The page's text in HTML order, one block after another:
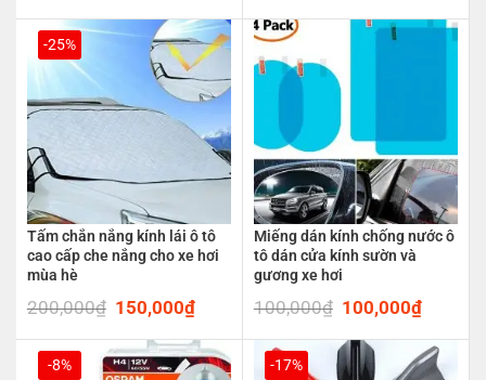
was:
550,000₫.
is:
450,000₫.
was:
250,000₫.
is:
-25%
Tấm chắn nắng kính lái ô tô
cao cấp che nắng cho xe hơi
mùa hè
200,000₫ Original
was:
200,000₫.
150,000₫Current
is:
150,000₫.
Miếng dán kính chống nước ô
tô dán cửa kính sườn và
gương xe hơi
100,000₫ Original
was:
100,000₫.
100,000₫Current
is:
-8% -17%